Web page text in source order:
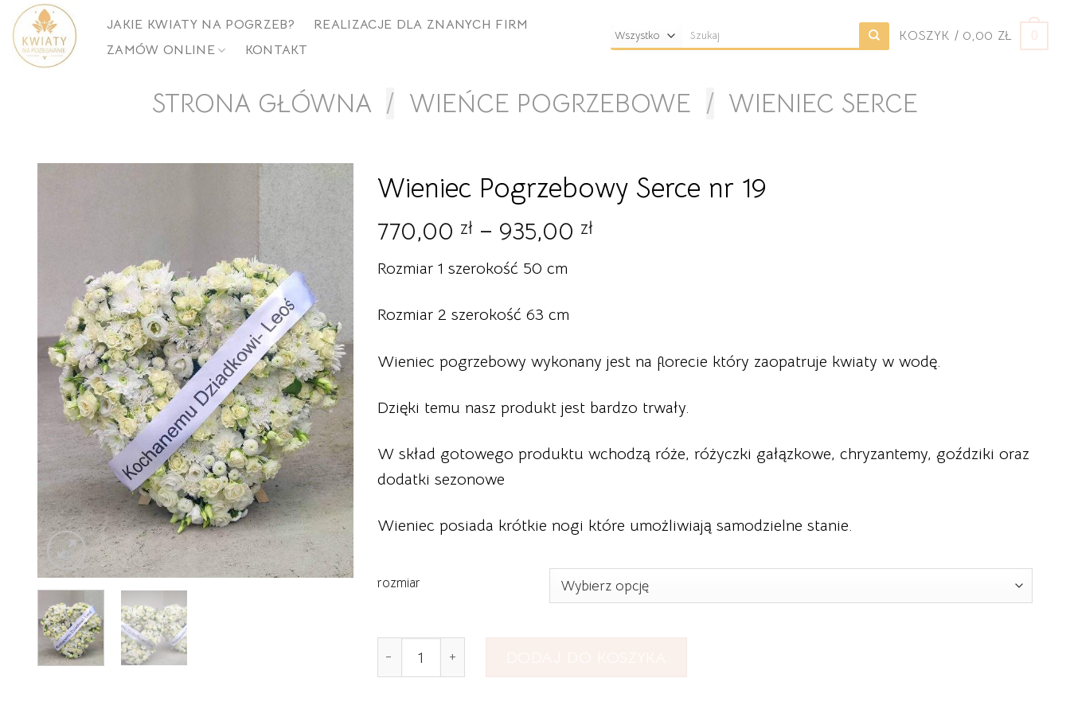
Skip
to
content
JAKIE KWIATY NA POGRZEB?
REALIZACJE DLA ZNANYCH FIRM
ZAMÓW ONLINE
KONTAKT Szukaj:
KOSZYK / 0,00 ZŁ 0
STRONA GŁÓWNA / WIEŃCE POGRZEBOWE / WIENIEC SERCE
Wieniec Pogrzebowy Serce nr 19
770,00 zł – 935,00 złZakres
935,00 zł
Rozmiar 1 szerokość 50 cm
Rozmiar 2 szerokość 63 cm
Wieniec pogrzebowy wykonany jest na florecie który zaopatruje kwiaty w wodę.
Dzięki temu nasz produkt jest bardzo trwały.
W skład gotowego produktu wchodzą róże, różyczki gałązkowe, chryzantemy, goździki oraz
dodatki sezonowe
Wieniec posiada krótkie nogi które umożliwiają samodzielne stanie.
rozmiar
ilość Wieniec Pogrzebowy Serce nr 19